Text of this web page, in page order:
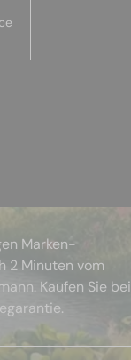
Marken-
2 Minuten vom
Kaufen Sie bei